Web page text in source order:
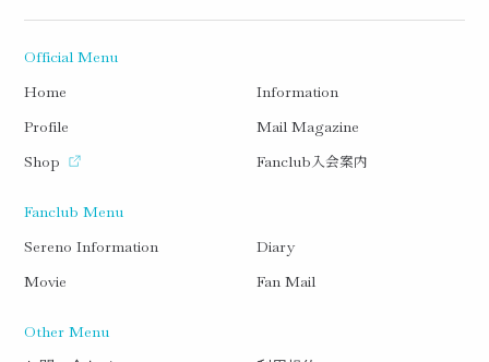
Official Menu
Home
Information
Profile
Mail Magazine
Shop
Fanclub 入会案内
Fanclub Menu
Sereno Information
Diary
Movie
Fan Mail
Other Menu